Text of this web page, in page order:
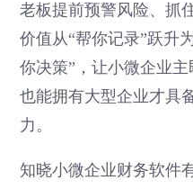
老板提前预警风险、抓
价值从“帮你记录”跃升
你决策”，让小微企业主
也能拥有大型企业才具
力。
知晓小微企业财务软件